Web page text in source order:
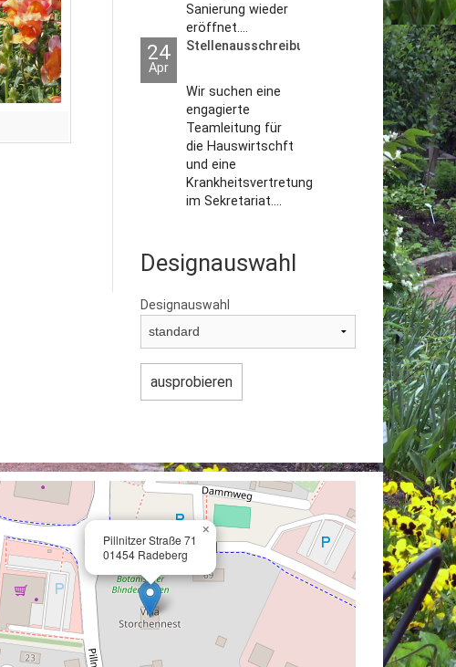
Sanierung wieder
eröffnet....
24
Apr
Stellenausschreibungen
Wir suchen eine
engagierte
Teamleitung für
die Hauswirtschft
und eine
Krankheitsvertretung
im Sekretariat....
Designauswahl
Designauswahl
Pillnitzer Straße 71
01454 Radeberg
×